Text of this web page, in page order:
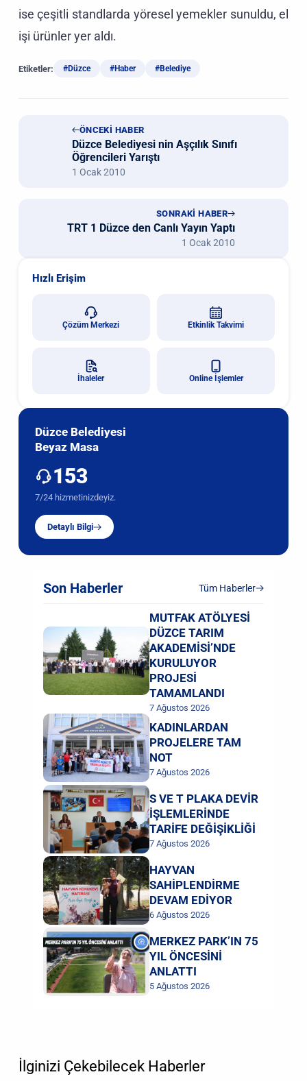
ise çeşitli standlarda yöresel yemekler sunuldu, el
işi ürünler yer aldı.
Etiketler: #Düzce #Haber #Belediye
ÖNCEKİ HABER
Düzce Belediyesi nin Aşçılık Sınıfı
Öğrencileri Yarıştı
1 Ocak 2010
SONRAKİ HABER
TRT 1 Düzce den Canlı Yayın Yaptı
1 Ocak 2010
Son Haberler Tüm Haberler
MUTFAK ATÖLYESİ
DÜZCE TARIM
AKADEMİSİ’NDE
KURULUYOR
PROJESİ
TAMAMLANDI
7 Ağustos 2026
KADINLARDAN
PROJELERE TAM
NOT
7 Ağustos 2026
S VE T PLAKA DEVİR
İŞLEMLERİNDE
TARİFE DEĞİŞİKLİĞİ
7 Ağustos 2026
HAYVAN
SAHİPLENDİRME
DEVAM EDİYOR
6 Ağustos 2026
MERKEZ PARK’IN 75
YIL ÖNCESİNİ
ANLATTI
5 Ağustos 2026
Hızlı Erişim
Çözüm Merkezi Etkinlik Takvimi
İhaleler Online İşlemler
Düzce Belediyesi
Beyaz Masa
153
7/24 hizmetinizdeyiz.
Detaylı Bilgi
İlginizi Çekebilecek Haberler